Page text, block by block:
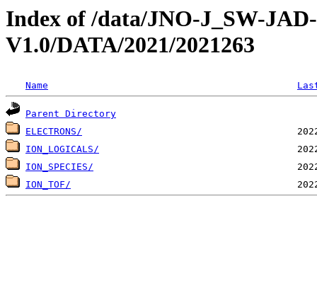
Index of /data/JNO-J_SW-
V1.0/DATA/2021/2021263
Name
Parent Directory
ELECTRONS/
ION_LOGICALS/
ION_SPECIES/
ION_TOF/